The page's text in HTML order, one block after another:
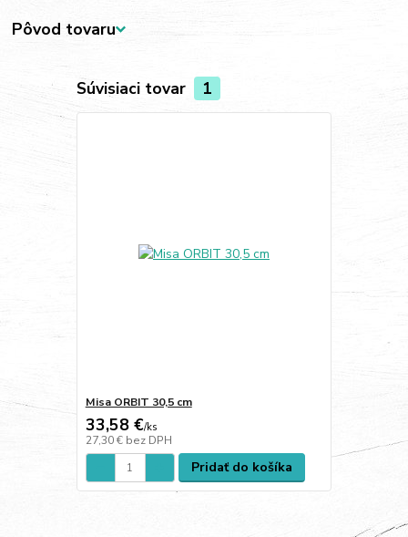
Pôvod tovaru
Súvisiaci tovar 1
Misa ORBIT 30,5 cm
33,58 €/ks
27,30 € bez DPH
Pridať do košíka